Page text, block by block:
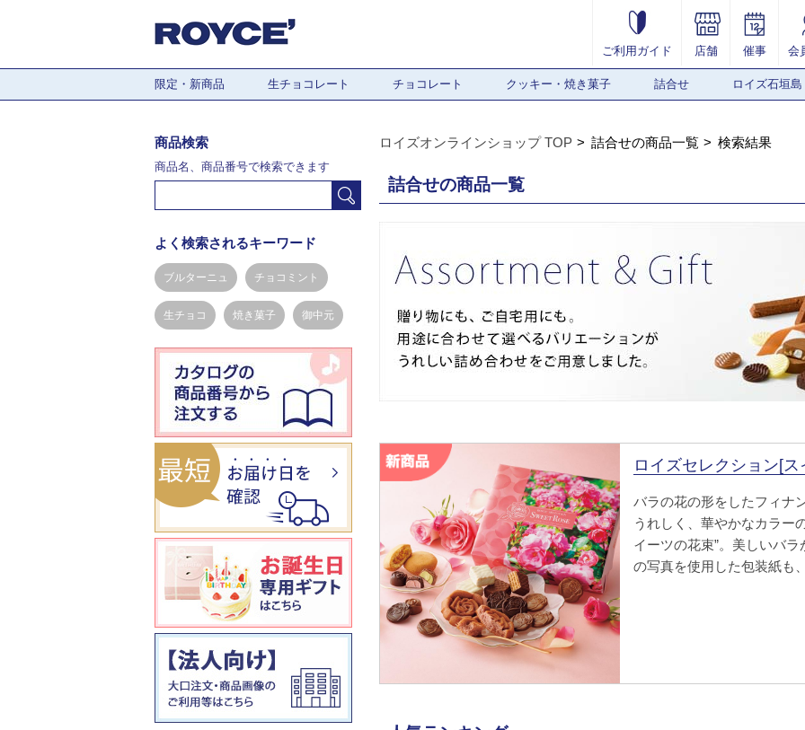
ご利用ガイド 店舗 催事 会
限定・新商品 生チョコレート チョコレート クッキー・焼き菓子 詰合せ ロイズ石垣島
ロイズオンラインショップ TOP 詰合せの商品一覧 検索結果
詰合せの商品一覧
ロイズセレクション[ス
バラの花の形をしたフィナ
うれしく、華やかなカラー
イーツの花束”。美しいバラ
の写真を使用した包装紙も
商品検索
商品名、商品番号で検索できます
よく検索されるキーワード
ブルターニュ チョコミント
生チョコ 焼き菓子 御中元